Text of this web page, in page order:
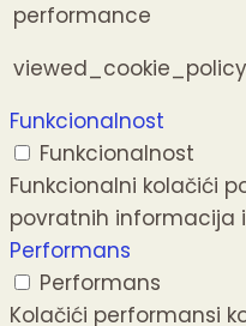
performance
viewed_cookie_policy
Funkcionalnost
Funkcionalnost
Funkcionalni kolačići
povratnih informacija
Performans
Performans
Kolačići performansi